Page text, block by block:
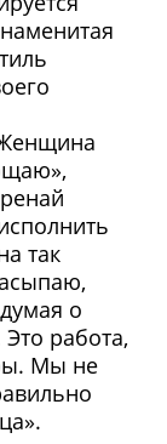
так
о
работа,
Мы не